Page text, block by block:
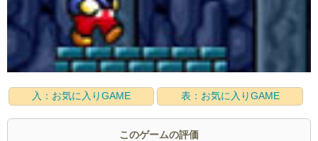
入：お気に入りGAME 表：お気に入りGAME
このゲームの評価